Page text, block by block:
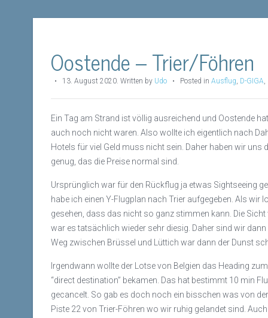
Oostende – Trier/Föhren
• 13. August 2020. Written by Udo • Posted in Ausflug, D-GIGA,
Ein Tag am Strand ist völlig ausreichend und Oostende
auch noch nicht waren. Also wollte ich eigentlich nach
Hotels für viel Geld muss nicht sein. Daher haben wir
genug, das die Preise normal sind.
Ursprünglich war für den Rückflug ja etwas Sightseeing
habe ich einen Y-Flugplan nach Trier aufgegeben. Als
gesehen, dass das nicht so ganz stimmen kann. Die
war es tatsächlich wieder sehr diesig. Daher sind wir
Weg zwischen Brüssel und Lüttich war dann der Dunst
Irgendwann wollte der Lotse von Belgien das Heading
“direct destination” bekamen. Das hat bestimmt 10 min
gecancelt. So gab es doch noch ein bisschen was von
Piste 22 von Trier-Föhren wo wir ruhig gelandet sind.